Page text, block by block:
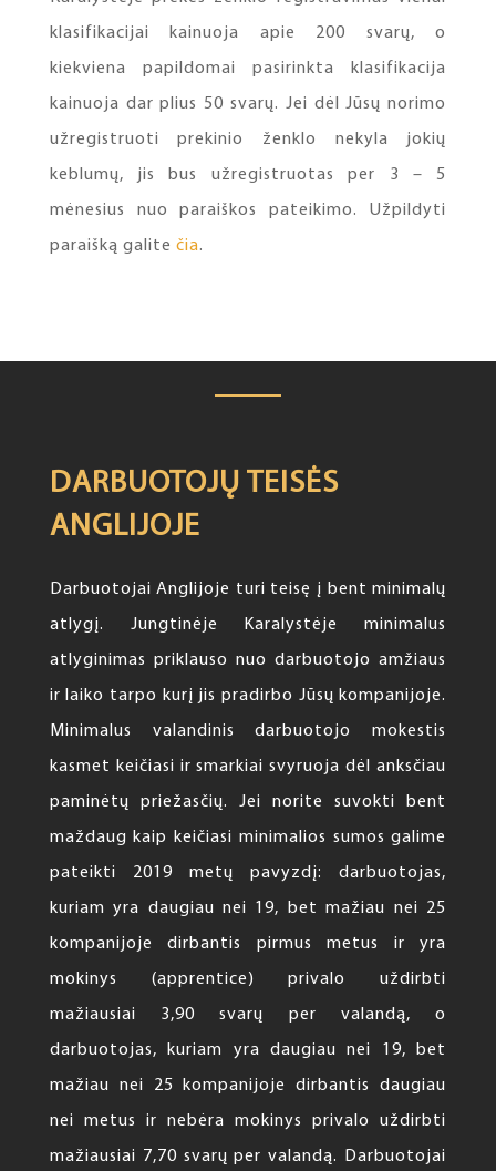
klasifikacijai kainuoja apie 200 svarų, o
kiekviena papildomai pasirinkta klasifikacija
kainuoja dar plius 50 svarų. Jei dėl Jūsų norimo
užregistruoti prekinio ženklo nekyla jokių
keblumų, jis bus užregistruotas per 3 – 5
mėnesius nuo paraiškos pateikimo. Užpildyti
paraišką galite čia.
DARBUOTOJŲ TEISĖS
ANGLIJOJE
Darbuotojai Anglijoje turi teisę į bent minimalų
atlygį. Jungtinėje Karalystėje minimalus
atlyginimas priklauso nuo darbuotojo amžiaus
ir laiko tarpo kurį jis pradirbo Jūsų kompanijoje.
Minimalus valandinis darbuotojo mokestis
kasmet keičiasi ir smarkiai svyruoja dėl anksčiau
paminėtų priežasčių. Jei norite suvokti bent
maždaug kaip keičiasi minimalios sumos galime
pateikti 2019 metų pavyzdį: darbuotojas,
kuriam yra daugiau nei 19, bet mažiau nei 25
kompanijoje dirbantis pirmus metus ir yra
mokinys (apprentice) privalo uždirbti
mažiausiai 3,90 svarų per valandą, o
darbuotojas, kuriam yra daugiau nei 19, bet
mažiau nei 25 kompanijoje dirbantis daugiau
nei metus ir nebėra mokinys privalo uždirbti
mažiausiai 7,70 svarų per valandą. Darbuotojai